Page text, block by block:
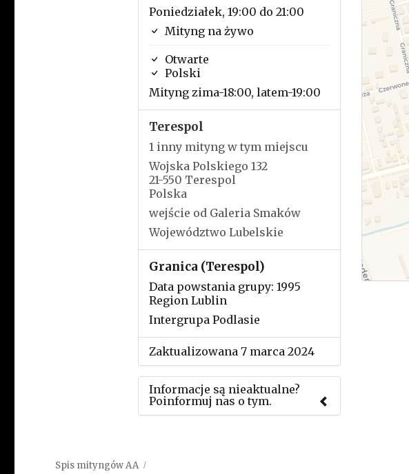
Poniedziałek, 19:00 do 21:00
Mityng na żywo
Otwarte
Polski
Mityng zima-18:00, latem-19:00
Terespol
1 inny mityng w tym miejscu
Wojska Polskiego 132
21-550 Terespol
Polska
wejście od Galeria Smaków
Województwo Lubelskie
Granica (Terespol)
Data powstania grupy: 1995
Region Lublin
Intergrupa Podlasie
Zaktualizowana 7 marca 2024
Informacje są nieaktualne?
Poinformuj nas o tym.
Spis mityngów AA